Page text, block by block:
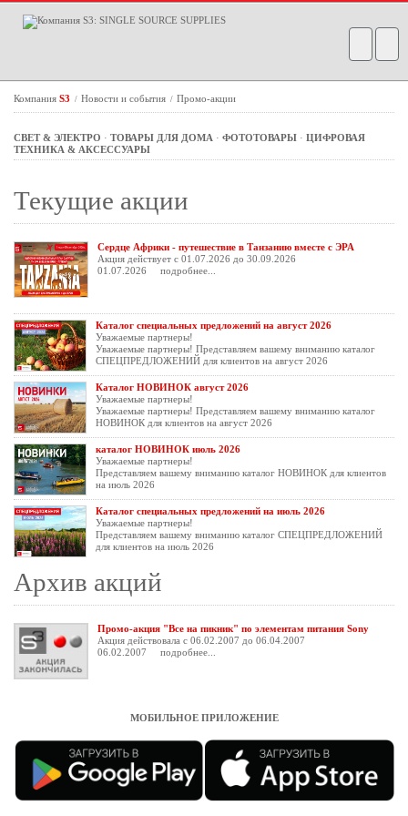
Компания S3 / Новости и события / Промо-акции
СВЕТ & ЭЛЕКТРО · ТОВАРЫ ДЛЯ ДОМА · ФОТОТОВАРЫ · ЦИФРОВАЯ
ТЕХНИКА & АКСЕССУАРЫ
Текущие акции
Сердце Африки - путешествие в Танзанию вместе с ЭРА
Акция действует с 01.07.2026 до 30.09.2026
01.07.2026
подробнее...
Каталог специальных предложений на август 2026
Уважаемые партнеры!
Уважаемые партнеры! Представляем вашему вниманию каталог
СПЕЦПРЕДЛОЖЕНИЙ для клиентов на август 2026
Каталог НОВИНОК август 2026
Уважаемые партнеры!
Уважаемые партнеры! Представляем вашему вниманию каталог
НОВИНОК для клиентов на август 2026
каталог НОВИНОК июль 2026
Уважаемые партнеры!
Представляем вашему вниманию каталог НОВИНОК для клиентов
на июль 2026
Каталог специальных предложений на июль 2026
Уважаемые партнеры!
Представляем вашему вниманию каталог СПЕЦПРЕДЛОЖЕНИЙ
для клиентов на июль 2026
Архив акций
Промо-акция "Все на пикник" по элементам питания Sony
Акция действовала с 06.02.2007 до 06.04.2007
06.02.2007
подробнее...
МОБИЛЬНОЕ ПРИЛОЖЕНИЕ